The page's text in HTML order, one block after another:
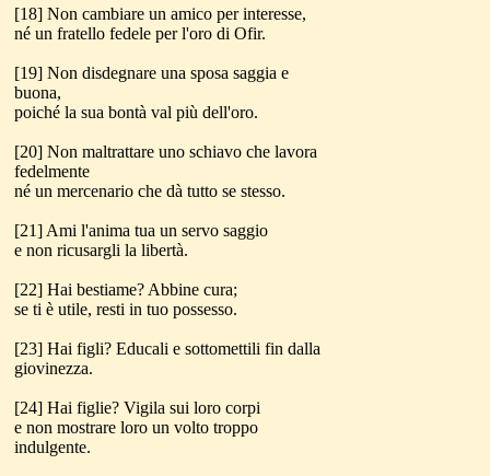
[18] Non cambiare un amico per interesse,
né un fratello fedele per l'oro di Ofir.
[19] Non disdegnare una sposa saggia e
buona,
poiché la sua bontà val più dell'oro.
[20] Non maltrattare uno schiavo che lavora
fedelmente
né un mercenario che dà tutto se stesso.
[21] Ami l'anima tua un servo saggio
e non ricusargli la libertà.
[22] Hai bestiame? Abbine cura;
se ti è utile, resti in tuo possesso.
[23] Hai figli? Educali e sottomettili fin dalla
giovinezza.
[24] Hai figlie? Vigila sui loro corpi
e non mostrare loro un volto troppo
indulgente.